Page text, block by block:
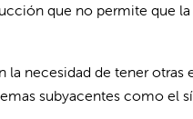
que no permite que
necesidad de tener otras
subyacentes como el